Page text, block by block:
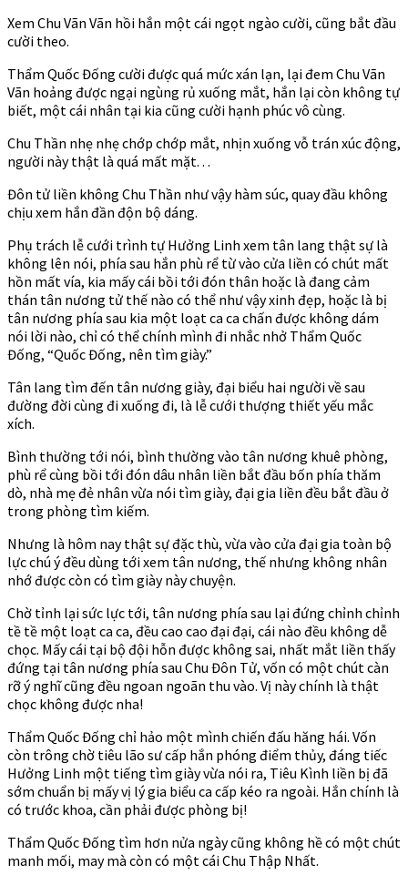
Xem Chu Vãn Vãn hồi hắn một cái ngọt ngào cười, cũng bắt đầu
cười theo.
Thẩm Quốc Đống cười được quá mức xán lạn, lại đem Chu Vãn
Vãn hoảng được ngại ngùng rủ xuống mắt, hắn lại còn không tự
biết, một cái nhân tại kia cũng cười hạnh phúc vô cùng.
Chu Thần nhẹ nhẹ chớp chớp mắt, nhịn xuống vỗ trán xúc động,
người này thật là quá mất mặt. . .
Đôn tử liền không Chu Thần như vậy hàm súc, quay đầu không
chịu xem hắn đần độn bộ dáng.
Phụ trách lễ cưới trình tự Hưởng Linh xem tân lang thật sự là
không lên nói, phía sau hắn phù rể từ vào cửa liền có chút mất
hồn mất vía, kia mấy cái bồi tới đón thân hoặc là đang cảm
thán tân nương tử thế nào có thể như vậy xinh đẹp, hoặc là bị
tân nương phía sau kia một loạt ca ca chấn được không dám
nói lời nào, chỉ có thể chính mình đi nhắc nhở Thẩm Quốc
Đống, “Quốc Đống, nên tìm giày.”
Tân lang tìm đến tân nương giày, đại biểu hai người về sau
đường đời cùng đi xuống đi, là lễ cưới thượng thiết yếu mắc
xích.
Bình thường tới nói, bình thường vào tân nương khuê phòng,
phù rể cùng bồi tới đón dâu nhân liền bắt đầu bốn phía thăm
dò, nhà mẹ đẻ nhân vừa nói tìm giày, đại gia liền đều bắt đầu ở
trong phòng tìm kiếm.
Nhưng là hôm nay thật sự đặc thù, vừa vào cửa đại gia toàn bộ
lực chú ý đều dùng tới xem tân nương, thế nhưng không nhân
nhớ được còn có tìm giày này chuyện.
Chờ tỉnh lại sức lực tới, tân nương phía sau lại đứng chỉnh chỉnh
tề tề một loạt ca ca, đều cao cao đại đại, cái nào đều không dễ
chọc. Mấy cái tại bộ đội hỗn được không sai, nhất mắt liền thấy
đứng tại tân nương phía sau Chu Đôn Tử, vốn có một chút càn
rỡ ý nghĩ cũng đều ngoan ngoãn thu vào. Vị này chính là thật
chọc không được nha!
Thẩm Quốc Đống chỉ hảo một mình chiến đấu hăng hái. Vốn
còn trông chờ tiêu lão sư cấp hắn phóng điểm thủy, đáng tiếc
Hưởng Linh một tiếng tìm giày vừa nói ra, Tiêu Kình liền bị đã
sớm chuẩn bị mấy vị lý gia biểu ca cấp kéo ra ngoài. Hắn chính là
có trước khoa, cần phải được phòng bị!
Thẩm Quốc Đống tìm hơn nửa ngày cũng không hề có một chút
manh mối, may mà còn có một cái Chu Thập Nhất.